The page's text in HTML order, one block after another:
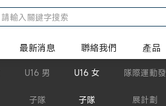
最新消息 聯絡我們 產品
U16 男
子隊
U16 女
子隊
隊際運動發
展計劃